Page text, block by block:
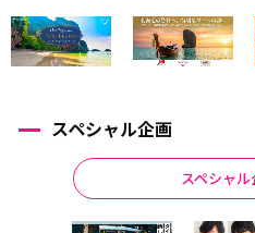
スペシャル企画
スペシャ